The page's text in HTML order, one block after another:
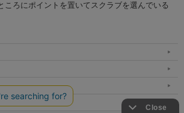
ころにポイントを置いてスクラブを選んでいる